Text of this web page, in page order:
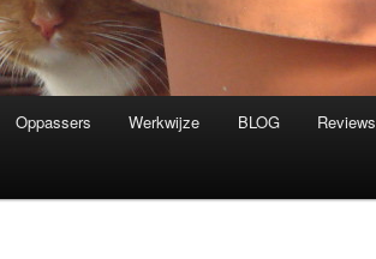
Oppassers Werkwijze BLOG Reviews